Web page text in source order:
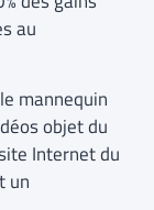
au
mannequin
objet du
Internet du
un